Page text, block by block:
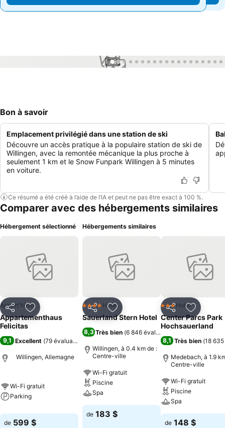
1 / 99
Bon à savoir
Emplacement privilégié dans une station de ski
Découvre un accès pratique à la populaire station de ski de
Willingen, avec la remontée mécanique la plus proche à
seulement 1 km et le Snow Funpark Willingen à 5 minutes
en voiture.
Ce résumé a été créé à l’aide de l’IA et peut ne pas être exact à 100 %.
Comparer avec des hébergements similaires
Hébergement sélectionné
PartagerAjouter à mes favoris
Appart'hôtel
Appartementhaus
Felicitas
9,1 Excellent (79 évaluations
Willingen, Allemagne
Wi-Fi gratuit
Parking
de 599 $
Hébergements similaires
PartagerAjouter à mes favoris
4 ÉtoilesHotel
Sauerland Stern Hotel
8,3 Très bien (6 846 évaluations
Willingen, à 0.4 km de :
Centre-ville
Wi-Fi gratuit
Piscine
Spa
de 183 $
PartagerAjouter
3 ÉtoilesHotel
Center Parcs Park
Hochsauerland
8,1 Très bien (18
Medebach, à 1.9
Centre-ville
Wi-Fi gratuit
Piscine
Spa
de 148 $